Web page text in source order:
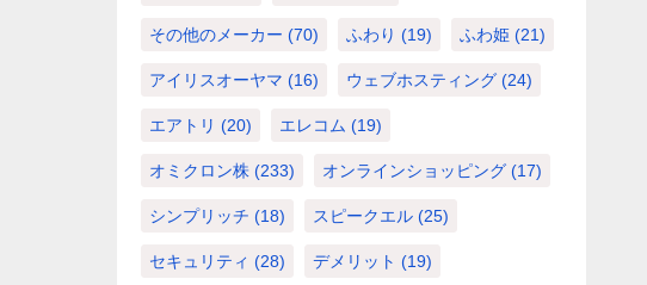
その他のメーカー (70) ふわり (19) ふわ姫 (21)
アイリスオーヤマ (16) ウェブホスティング (24)
エアトリ (20) エレコム (19)
オミクロン株 (233) オンラインショッピング (17)
シンプリッチ (18) スピークエル (25)
セキュリティ (28) デメリット (19)